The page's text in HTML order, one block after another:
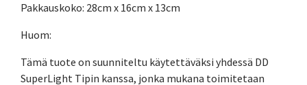
Pakkauskoko: 28cm x 16cm x 13cm
Huom:
Tämä tuote on suunniteltu käytettäväksi yhdessä DD
SuperLight Tipin kanssa, jonka mukana toimitetaan